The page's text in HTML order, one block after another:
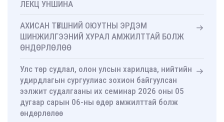
ЛЕКЦ УНШИНА
АХИСАН ТҮВШНИЙ ОЮУТНЫ ЭРДЭМ
ШИНЖИЛГЭЭНИЙ ХУРАЛ АМЖИЛТТАЙ БОЛЖ
ӨНДӨРЛӨЛӨӨ
Улс төр судлал, олон улсын харилцаа, нийтийн
удирдлагын сургуулиас зохион байгуулсан
ээлжит судалгааны их семинар 2026 оны 05
дугаар сарын 06-ны өдөр амжилттай болж
өндөрлөлөө